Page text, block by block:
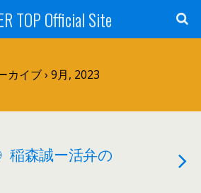
TOP Official Site
カイブ › 9月, 2023
稲森誠ー活弁の